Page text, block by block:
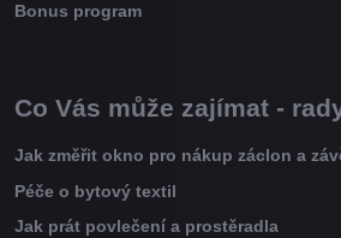
Bonus program
Co Vás může zajímat -
Jak změřit okno pro nákup záclon a
Péče o bytový textil
Jak prát povlečení a prostěradla